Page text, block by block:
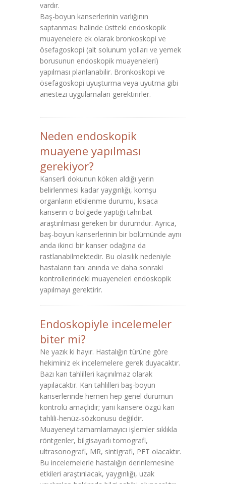
vardır.
Baş-boyun kanserlerinin varlığının
saptanması halinde üstteki endoskopik
muayenelere ek olarak bronkoskopi ve
ösefagoskopi (alt solunum yolları ve yemek
borusunun endoskopik muayeneleri)
yapılması planlanabilir. Bronkoskopi ve
ösefagoskopi uyuşturma veya uyutma gibi
anestezi uygulamaları gerektirirler.
Neden endoskopik
muayene yapılması
gerekiyor?
Kanserli dokunun köken aldığı yerin
belirlenmesi kadar yaygınlığı, komşu
organların etkilenme durumu, kısaca
kanserin o bölgede yaptığı tahribat
araştırılması gereken bir durumdur. Ayrıca,
baş-boyun kanserlerinin bir bölümünde aynı
anda ikinci bir kanser odağına da
rastlanabilmektedir. Bu olasılık nedeniyle
hastaların tanı anında ve daha sonraki
kontrollerindeki muayeneleri endoskopik
yapılmayı gerektirir.
Endoskopiyle incelemeler
biter mi?
Ne yazık ki hayır. Hastalığın türüne göre
hekiminiz ek incelemelere gerek duyacaktır.
Bazı kan tahlilleri kaçınılmaz olarak
yapılacaktır. Kan tahlilleri baş-boyun
kanserlerinde hemen hep genel durumun
kontrolü amaçlıdır; yani kansere özgü kan
tahlili-henüz-sözkonusu değildir.
Muayeneyi tamamlamayıcı işlemler sıklıkla
röntgenler, bilgisayarlı tomografi,
ultrasonografi, MR, sintigrafi, PET olacaktır.
Bu incelemelerle hastalığın derinlemesine
etkileri araştırılacak, yaygınlığı, uzak